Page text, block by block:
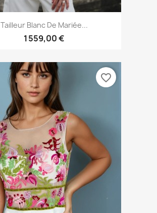
Tailleur Blanc De Mariée...
1 559,00 €
favorite_border